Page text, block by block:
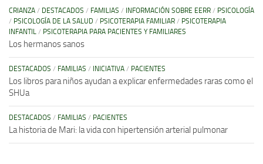
CRIANZA / DESTACADOS / FAMILIAS / INFORMACIÓN SOBRE EERR / PSICOLOGÍA
/ PSICOLOGÍA DE LA SALUD / PSICOTERAPIA FAMILIAR / PSICOTERAPIA
INFANTIL / PSICOTERAPIA PARA PACIENTES Y FAMILIARES
Los hermanos sanos
DESTACADOS / FAMILIAS / INICIATIVA / PACIENTES
Los libros para niños ayudan a explicar enfermedades raras como el
SHUa
DESTACADOS / FAMILIAS / PACIENTES
La historia de Mari: la vida con hipertensión arterial pulmonar